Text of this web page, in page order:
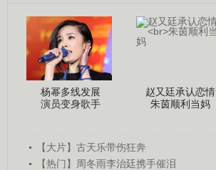
杨幂多线发展
演员变身歌手
赵又廷承认恋情
朱茵顺利当妈
【大片】古天乐带伤狂奔
【热门】周冬雨李治廷携手催泪